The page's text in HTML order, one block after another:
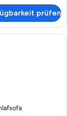
prüfen
mit zwei Betten,